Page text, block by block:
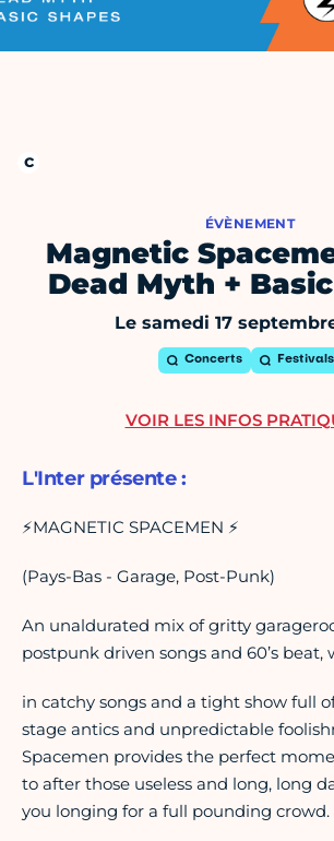
ÉVÈNEMENT
Magnetic
Dead Myth +
Le samedi 17
Concerts Festivals
L'Inter présente :
⚡MAGNETIC SPACEMEN ⚡
(Pays-Bas - Garage, Post-Punk)
An unaldurated mix of gritty
postpunk driven songs and 60’s beat,
in catchy songs and a tight show full
stage antics and unpredictable
Spacemen provides the perfect
to after those useless and long, long
you longing for a full pounding crowd.
VOIR LES INFOS